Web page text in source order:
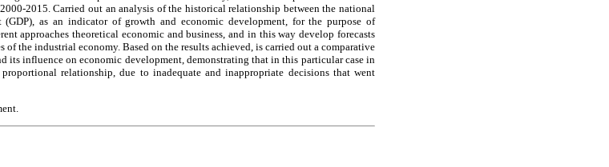
2015. Carried out an analysis of the historical relationship between the national
as an indicator of growth and economic development, for the purpose of
approaches theoretical economic and business, and in this way develop forecasts
the industrial economy. Based on the results achieved, is carried out a comparative
its influence on economic development, demonstrating that in this particular case in
relationship, due to inadequate and inappropriate decisions that went